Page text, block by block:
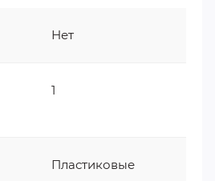
Нет
1
Пластиковые